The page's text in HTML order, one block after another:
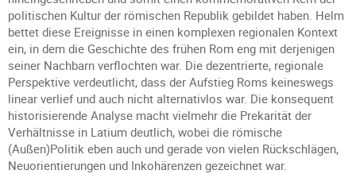
politischen Kultur der römischen Republik gebildet haben. Helm
bettet diese Ereignisse in einen komplexen regionalen Kontext
ein, in dem die Geschichte des frühen Rom eng mit derjenigen
seiner Nachbarn verflochten war. Die dezentrierte, regionale
Perspektive verdeutlicht, dass der Aufstieg Roms keineswegs
linear verlief und auch nicht alternativlos war. Die konsequent
historisierende Analyse macht vielmehr die Prekarität der
Verhältnisse in Latium deutlich, wobei die römische
(Außen)Politik eben auch und gerade von vielen Rückschlägen,
Neuorientierungen und Inkohärenzen gezeichnet war.